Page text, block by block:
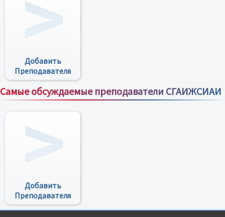
Добавить
Преподавателя
Самые обсуждаемые преподаватели СГАИЖСИАИ
Все преподаватели
Добавить
Преподавателя